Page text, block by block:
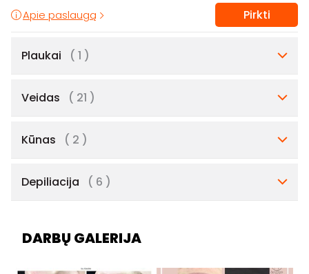
Apie paslaugą Pirkti
Plaukai ( 1 )
Veidas ( 21 )
Kūnas ( 2 )
Depiliacija ( 6 )
DARBŲ GALERIJA